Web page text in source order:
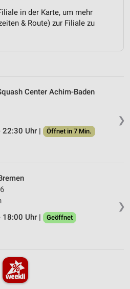
in der Karte, um mehr
& Route) zur Filiale zu
❯
Center Achim-Baden
22:30 Uhr |
Öffnet in 7 Min.
❯
18:00 Uhr |
Geöffnet